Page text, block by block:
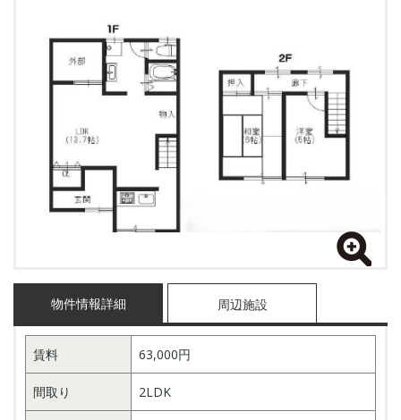
物件情報詳細 周辺施設
賃料 63,000円
間取り 2LDK